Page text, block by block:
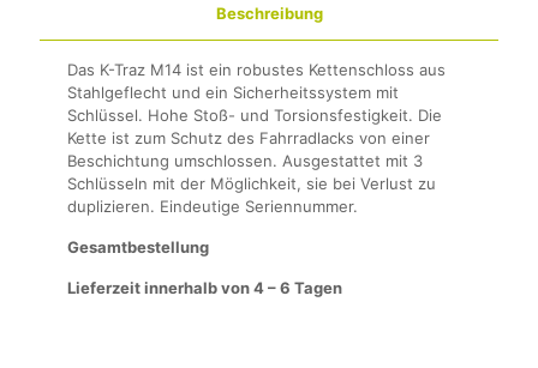
Beschreibung
Das K-Traz M14 ist ein robustes Kettenschloss aus
Stahlgeflecht und ein Sicherheitssystem mit
Schlüssel. Hohe Stoß- und Torsionsfestigkeit. Die
Kette ist zum Schutz des Fahrradlacks von einer
Beschichtung umschlossen. Ausgestattet mit 3
Schlüsseln mit der Möglichkeit, sie bei Verlust zu
duplizieren. Eindeutige Seriennummer.
Gesamtbestellung
Lieferzeit innerhalb von 4 – 6 Tagen